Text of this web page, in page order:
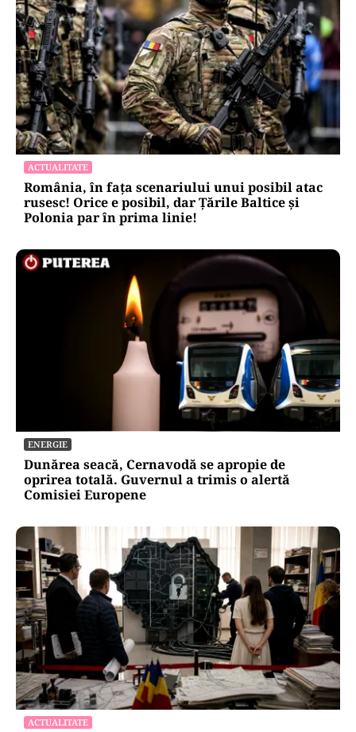
ACTUALITATE
România, în fața scenariului unui posibil atac
rusesc! Orice e posibil, dar Țările Baltice și
Polonia par în prima linie!
ENERGIE
Dunărea seacă, Cernavodă se apropie de
oprirea totală. Guvernul a trimis o alertă
Comisiei Europene
ACTUALITATE